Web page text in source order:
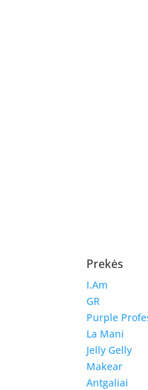
Prekės
I.Am
GR
Purple
La Mani
Jelly Gelly
Makear
Antgaliai